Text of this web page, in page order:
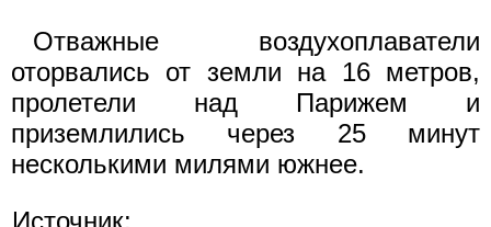
Отважные воздухоплаватели
оторвались от земли на 16 метров,
пролетели над Парижем и
приземлились через 25 минут
несколькими милями южнее.
Источник: